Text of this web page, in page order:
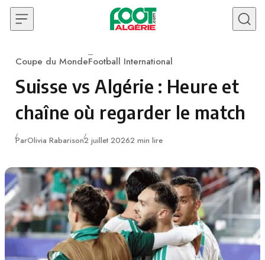
Skip to content
Category
Coupe du MondeFootball International
Suisse vs Algérie : Heure et
chaîne où regarder le match
ParOlivia RabarisonPublié
2 juillet 20262 min lire